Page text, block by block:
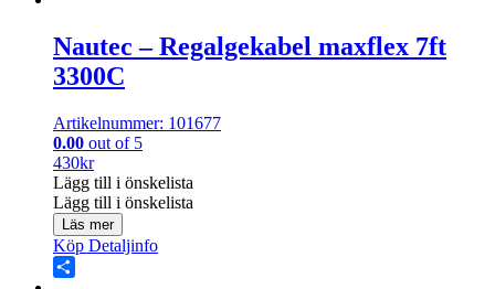
Nautec – Regalgekabel maxflex 7ft
3300C
Artikelnummer: 101677
0.00 out of 5
430kr
Lägg till i önskelista
Lägg till i önskelista
Läs mer
Köp Detaljinfo